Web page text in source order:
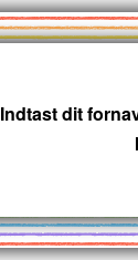
Indtast dit